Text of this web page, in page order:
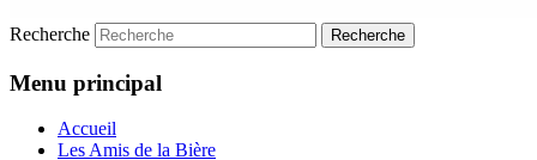
Recherche
Menu principal
Accueil
Les Amis de la Bière